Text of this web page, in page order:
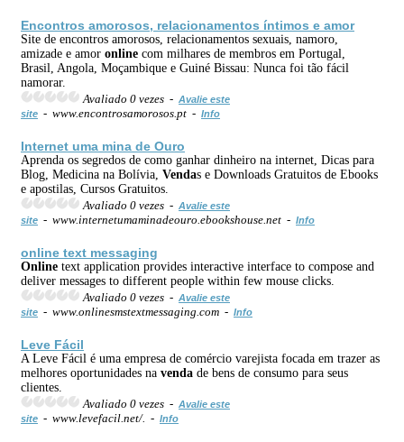
Encontros amorosos, relacionamentos íntimos e amor
Site de encontros amorosos, relacionamentos sexuais, namoro,
amizade e amor online com milhares de membros em Portugal,
Brasil, Angola, Moçambique e Guiné Bissau: Nunca foi tão fácil
namorar.
Avaliado 0 vezes - Avalie este
site - www.encontrosamorosos.pt - Info
Internet uma mina de Ouro
Aprenda os segredos de como ganhar dinheiro na internet, Dicas para
Blog, Medicina na Bolívia, Vendas e Downloads Gratuitos de Ebooks
e apostilas, Cursos Gratuitos.
Avaliado 0 vezes - Avalie este
site - www.internetumaminadeouro.ebookshouse.net - Info
online text messaging
Online text application provides interactive interface to compose and
deliver messages to different people within few mouse clicks.
Avaliado 0 vezes - Avalie este
site - www.onlinesmstextmessaging.com - Info
Leve Fácil
A Leve Fácil é uma empresa de comércio varejista focada em trazer as
melhores oportunidades na venda de bens de consumo para seus
clientes.
Avaliado 0 vezes - Avalie este
site - www.levefacil.net/. - Info